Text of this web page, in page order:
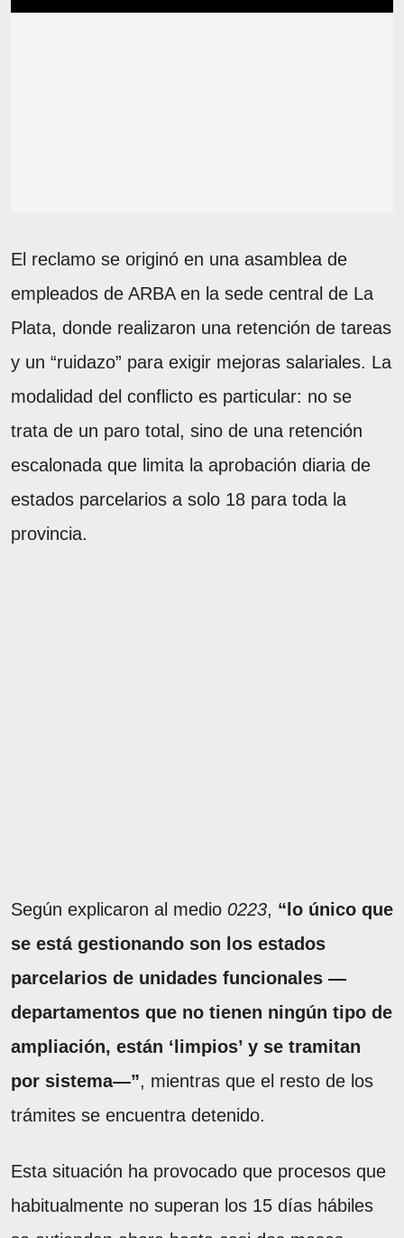
El reclamo se originó en una asamblea de
empleados de ARBA en la sede central de La
Plata, donde realizaron una retención de tareas
y un “ruidazo” para exigir mejoras salariales. La
modalidad del conflicto es particular: no se
trata de un paro total, sino de una retención
escalonada que limita la aprobación diaria de
estados parcelarios a solo 18 para toda la
provincia.
Según explicaron al medio 0223, “lo único que
se está gestionando son los estados
parcelarios de unidades funcionales —
departamentos que no tienen ningún tipo de
ampliación, están ‘limpios’ y se tramitan
por sistema—”, mientras que el resto de los
trámites se encuentra detenido.
Esta situación ha provocado que procesos que
habitualmente no superan los 15 días hábiles